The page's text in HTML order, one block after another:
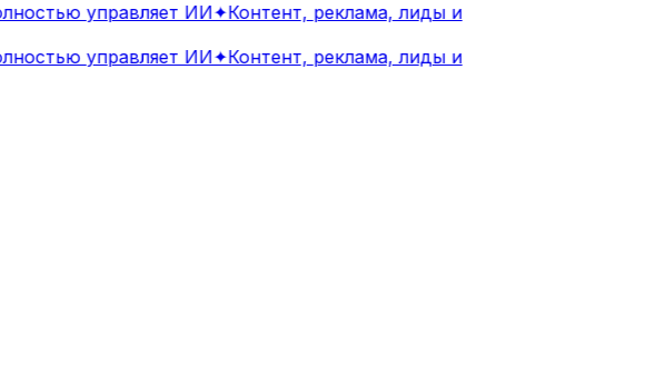
управляет ИИ✦Контент, реклама, лиды и
управляет ИИ✦Контент, реклама, лиды и